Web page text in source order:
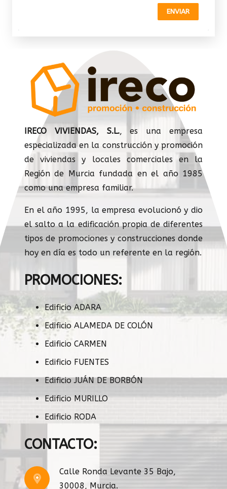
ENVIAR
IRECO VIVIENDAS, S.L., es una empresa
especializada en la construcción y promoción
de viviendas y locales comerciales en la
Región de Murcia fundada en el año 1985
como una empresa familiar.
En el año 1995, la empresa evolucionó y dio
el salto a la edificación propia de diferentes
tipos de promociones y construcciones donde
hoy en día es todo un referente en la región.
PROMOCIONES:
Edificio ADARA
Edificio ALAMEDA DE COLÓN
Edificio CARMEN
Edificio FUENTES
Edificio JUÁN DE BORBÓN
Edificio MURILLO
Edificio RODA
CONTACTO:
Calle Ronda Levante 35 Bajo,
30008, Murcia.